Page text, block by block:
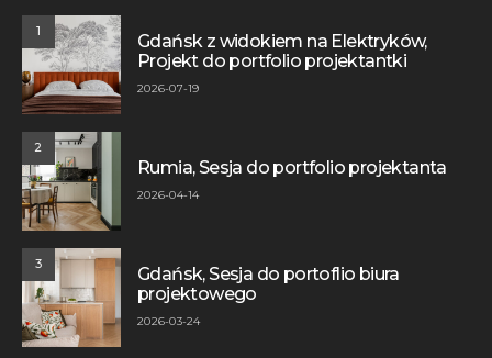
1
Gdańsk z widokiem na Elektryków,
Projekt do portfolio projektantki
2026-07-19
2
Rumia, Sesja do portfolio projektanta
2026-04-14
3
Gdańsk, Sesja do portoflio biura
projektowego
2026-03-24